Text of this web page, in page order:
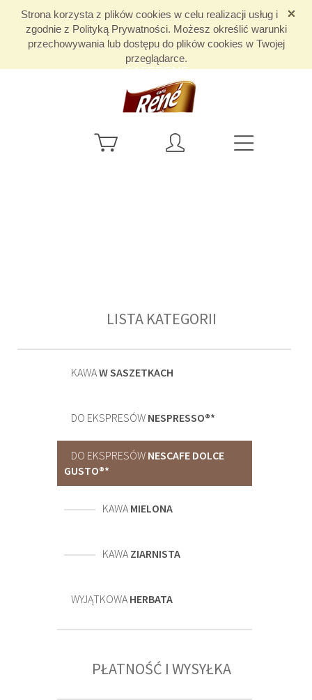
Strona korzysta z plików cookies w celu realizacji usług i
zgodnie z Polityką Prywatności. Możesz określić warunki
przechowywania lub dostępu do plików cookies w Twojej
przeglądarce.
CAFERENE
KAPSUŁKI
KOMPATYBILNE Z
LISTA KATEGORII
KAWAW SASZETKACH
DO EKSPRESÓW NESPRESSO®*
DO EKSPRESÓW NESCAFE DOLCE
GUSTO®*
KAWA MIELONA
KAWA ZIARNISTA
WYJĄTKOWA HERBATA
PŁATNOŚĆ I WYSYŁKA